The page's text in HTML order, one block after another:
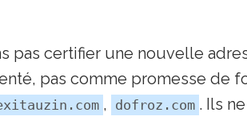
pas certifier une nouvelle
pas comme promesse de
, dofroz.com . Ils